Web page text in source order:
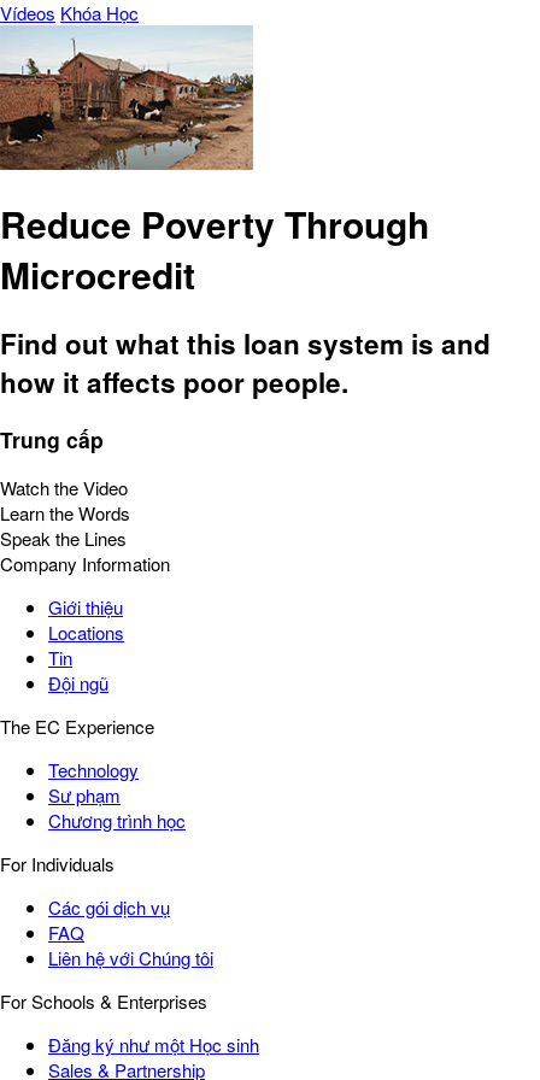
Vídeos Khóa Học
Reduce Poverty Through
Microcredit
Find out what this loan system is and
how it affects poor people.
Trung cấp
Watch the Video
Learn the Words
Speak the Lines
Company Information
Giới thiệu
Locations
Tin
Đội ngũ
The EC Experience
Technology
Sư phạm
Chương trình học
For Individuals
Các gói dịch vụ
FAQ
Liên hệ với Chúng tôi
For Schools & Enterprises
Đăng ký như một Học sinh
Sales & Partnership